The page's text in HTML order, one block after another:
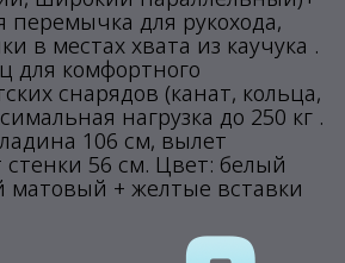
перемычка для рукохода,
в местах хвата из каучука .
для комфортного
снарядов (канат, кольца,
нагрузка до 250 кг .
106 см, вылет
56 см. Цвет: белый
матовый + желтые вставки